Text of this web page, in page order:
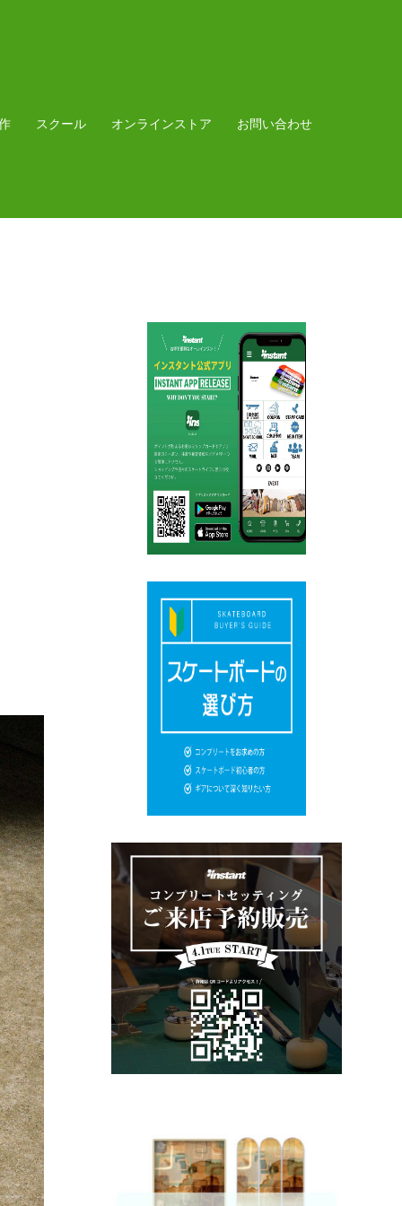
スクール オンラインストア お問い合わせ